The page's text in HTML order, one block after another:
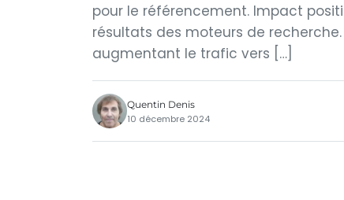
pour le référencement. Impact
résultats des moteurs de
augmentant le trafic vers […]
Quentin Denis
10 décembre 2024